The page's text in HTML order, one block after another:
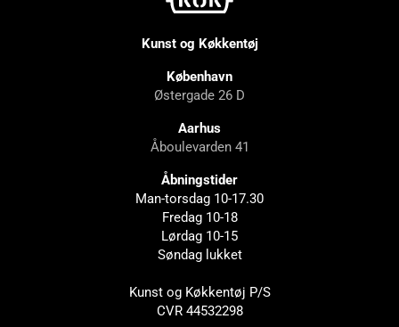
Kunst og Køkkentøj
København
Østergade 26 D
Aarhus
Åboulevarden 41
Åbningstider
Man-torsdag 10-17.30
Fredag 10-18
Lørdag 10-15
Søndag lukket
Kunst og Køkkentøj P/S
CVR 44532298